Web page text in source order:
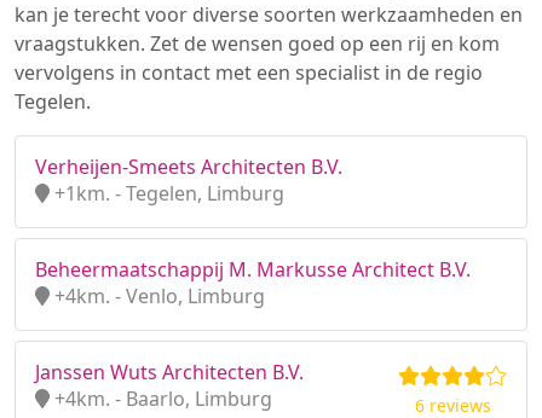
kan je terecht voor diverse soorten werkzaamheden en
vraagstukken. Zet de wensen goed op een rij en kom
vervolgens in contact met een specialist in de regio
Tegelen.
Verheijen-Smeets Architecten B.V.
+1km. - Tegelen, Limburg
Beheermaatschappij M. Markusse Architect B.V.
+4km. - Venlo, Limburg
Janssen Wuts Architecten B.V.
+4km. - Baarlo, Limburg
6 reviews